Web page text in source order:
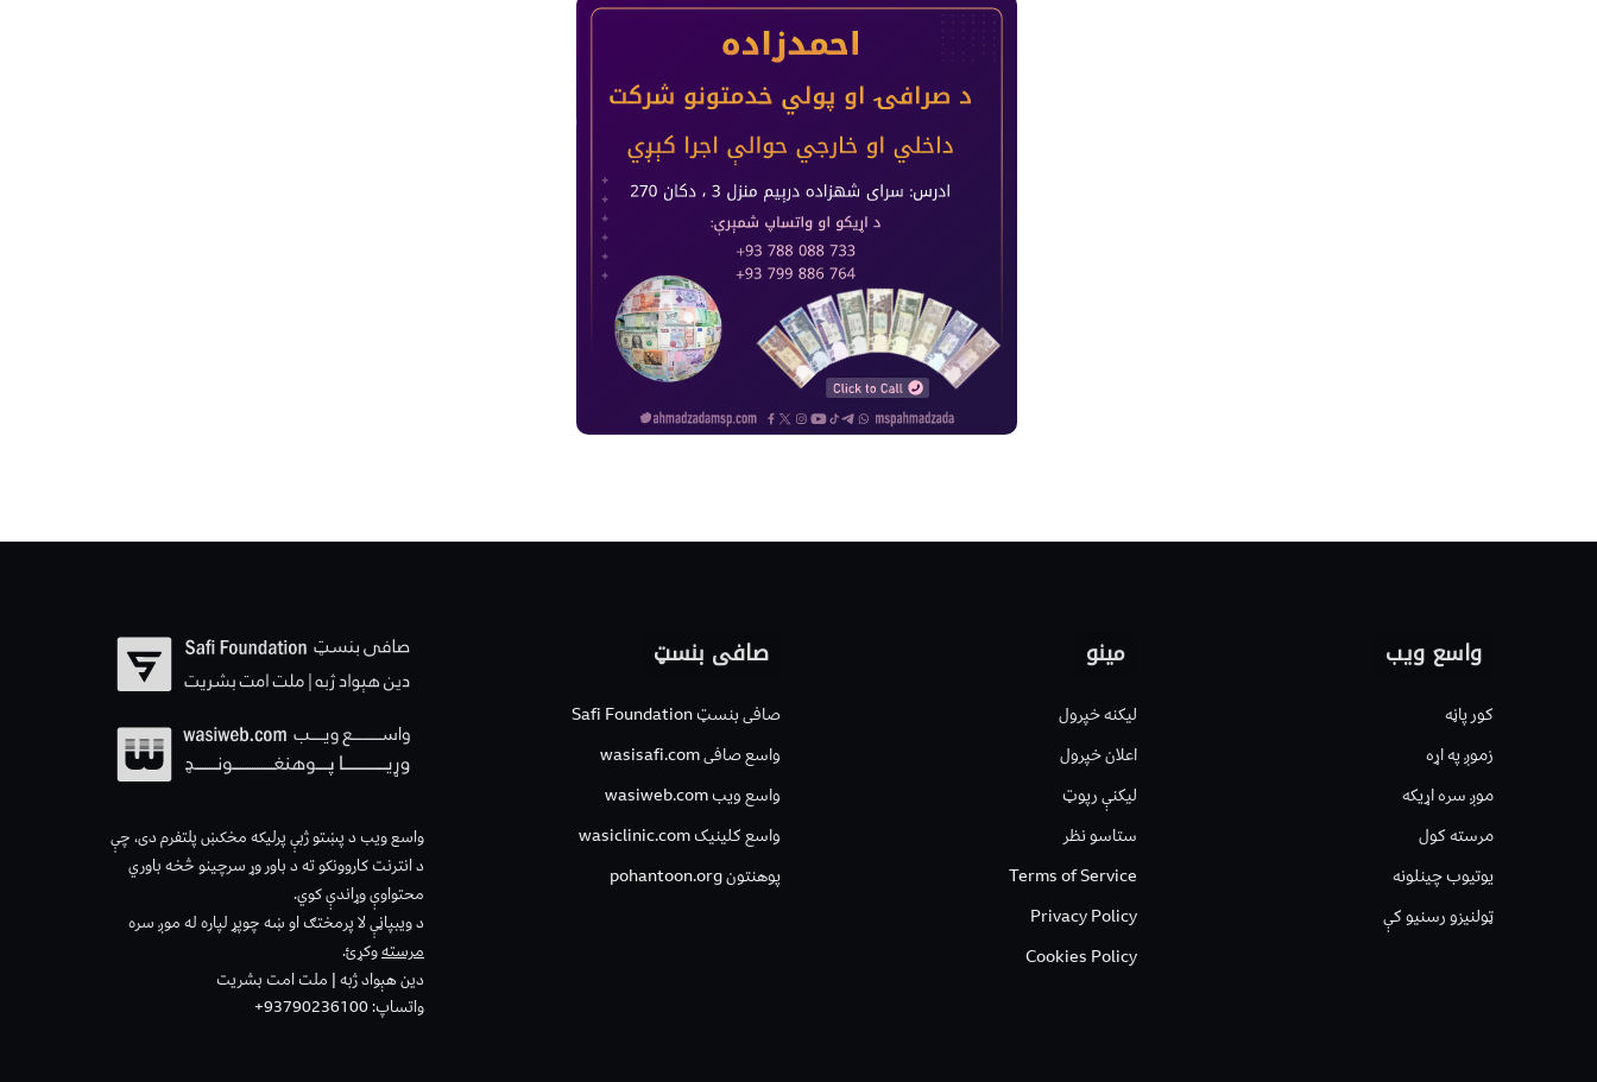
واسع ویب
کور پاڼه
زموږ په اړه
موږ سره اړیکه
مرسته کول
یوتیوب چینلونه
ټولنیزو رسنیو کې
مینو
لیکنه خپرول
اعلان خپرول
لیکنې رپوټ
ستاسو نظر
Terms of Service
Privacy Policy
Cookies Policy
صافی بنسټ
صافی بنسټ Safi Foundation
واسع صافی wasisafi.com
واسع ویب wasiweb.com
واسع کلینیک wasiclinic.com
پوهنتون pohantoon.org
واسع ویب د پښتو ژبې پرلیکه مخکښ پلتفرم دی، چې
د انترنت کاروونکو ته د باور وړ سرچینو څخه باوري
محتواوې وړاندې کوي.
د ویبپاڼې لا پرمختګ او ښه چوپړ لپاره له موږ سره
مرستهوکړئ.
دین هېواد ژبه | ملت امت بشریت
واتساپ: 93790236100+